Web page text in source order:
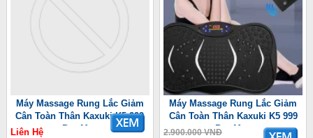
Máy Massage Rung Lắc Giảm
Cân Toàn Thân Kaxuki K5 999
Pro Max
Liên Hệ
Máy Massage Rung Lắc Giảm
Cân Toàn Thân Kaxuki K5 999
Pro Max
2.900.000 VNĐ